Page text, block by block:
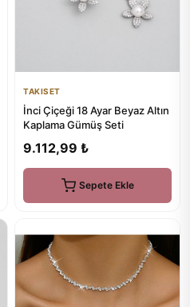
TAKISET
İnci Çiçeği 18 Ayar Beyaz Altın
Kaplama Gümüş Seti
9.112,99 ₺
Sepete Ekle